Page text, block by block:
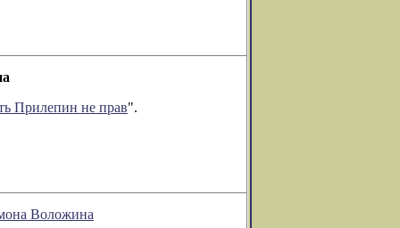
Прилепин не прав".
Воложина